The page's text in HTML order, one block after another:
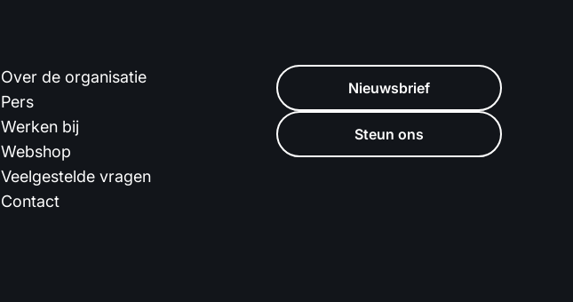
Over de organisatie
Pers
Werken bij
Webshop
Veelgestelde vragen
Contact
Nieuwsbrief
Steun ons